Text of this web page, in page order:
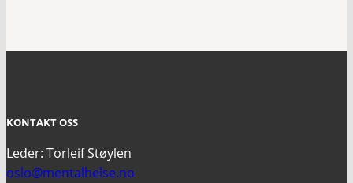
KONTAKT OSS
Leder: Torleif Støylen
oslo@mentalhelse.no